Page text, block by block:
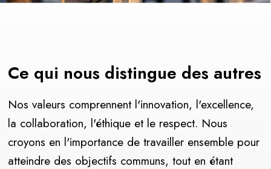
Ce qui nous distingue des autres
Nos valeurs comprennent l'innovation, l'excellence,
la collaboration, l'éthique et le respect. Nous
croyons en l'importance de travailler ensemble pour
atteindre des objectifs communs, tout en étant